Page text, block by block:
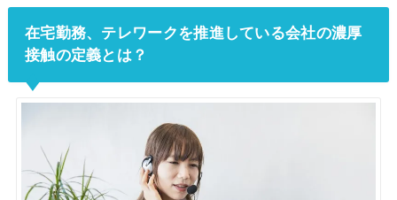
在宅勤務、テレワークを推進している会社の濃厚
接触の定義とは？